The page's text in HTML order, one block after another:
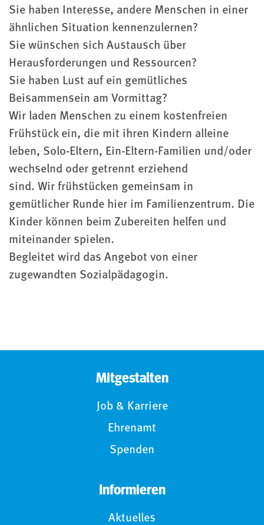
Sie haben Interesse, andere Menschen in einer
ähnlichen Situation kennenzulernen?
Sie wünschen sich Austausch über
Herausforderungen und Ressourcen?
Sie haben Lust auf ein gemütliches
Beisammensein am Vormittag?
Wir laden Menschen zu einem kostenfreien
Frühstück ein, die mit ihren Kindern alleine
leben, Solo-Eltern, Ein-Eltern-Familien und/oder
wechselnd oder getrennt erziehend
sind. Wir frühstücken gemeinsam in
gemütlicher Runde hier im Familienzentrum. Die
Kinder können beim Zubereiten helfen und
miteinander spielen.
Begleitet wird das Angebot von einer
zugewandten Sozialpädagogin.
Mitgestalten
Job & Karriere
Ehrenamt
Spenden
Informieren
Aktuelles